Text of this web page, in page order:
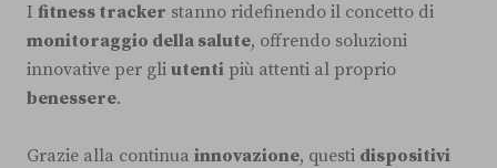
I fitness tracker stanno ridefinendo il concetto di
monitoraggio della salute, offrendo soluzioni
innovative per gli utenti più attenti al proprio
benessere.
Grazie alla continua innovazione, questi dispositivi